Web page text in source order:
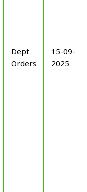
Dept
Orders
15-09-
2025